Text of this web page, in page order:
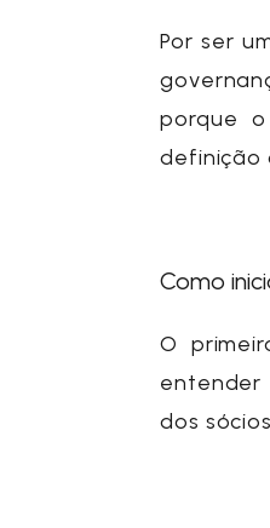
Por ser
porque
definição
Como
O
entender
dos